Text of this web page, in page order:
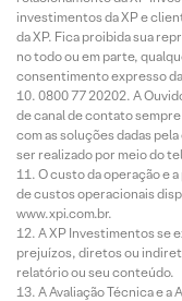
investimentos da XP e
da XP. Fica proibida sua
no todo ou em parte,
consentimento expresso
0800 77 20202. A
de canal de contato
com as soluções dadas
ser realizado por meio do
O custo da operação e
de custos operacionais
www.xpi.com.br.
A XP Investimentos se
prejuízos, diretos ou
relatório ou seu conteúdo.
A Avaliação Técnica e